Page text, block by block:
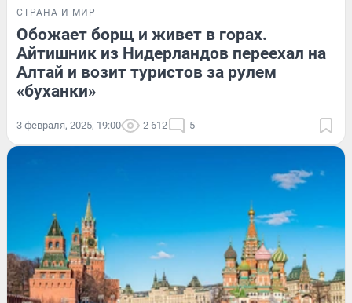
СТРАНА И МИР
Обожает борщ и живет в горах.
Айтишник из Нидерландов переехал на
Алтай и возит туристов за рулем
«буханки»
3 февраля, 2025, 19:00 2 612 5